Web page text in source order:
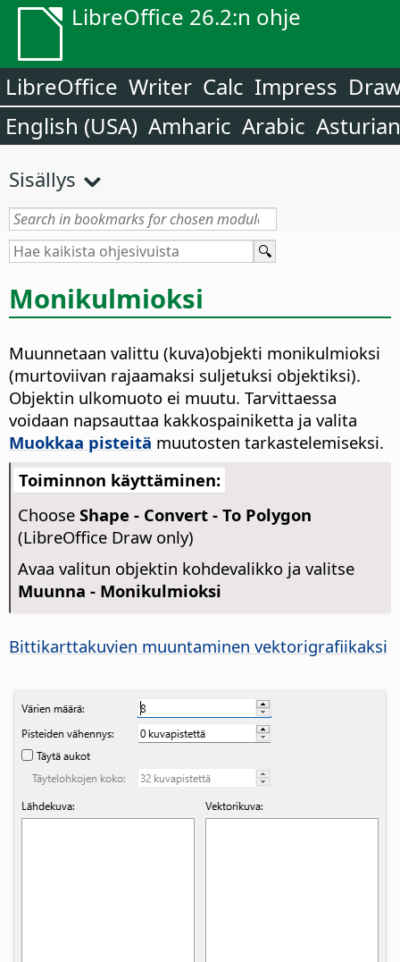
LibreOffice 26.2:n ohje
LibreOffice Writer Calc Impress
English (USA) Amharic Arabic Asturian
Sisällys
Monikulmioksi
Muunnetaan valittu (kuva)objekti monikulmioksi
(murtoviivan rajaamaksi suljetuksi objektiksi).
Objektin ulkomuoto ei muutu. Tarvittaessa
voidaan napsauttaa kakkospainiketta ja valita
Muokkaa pisteitä muutosten tarkastelemiseksi.
Toiminnon käyttäminen:
Choose Shape - Convert - To Polygon
(LibreOffice Draw only)
Avaa valitun objektin kohdevalikko ja valitse
Muunna - Monikulmioksi
Bittikarttakuvien muuntaminen vektorigrafiikaksi